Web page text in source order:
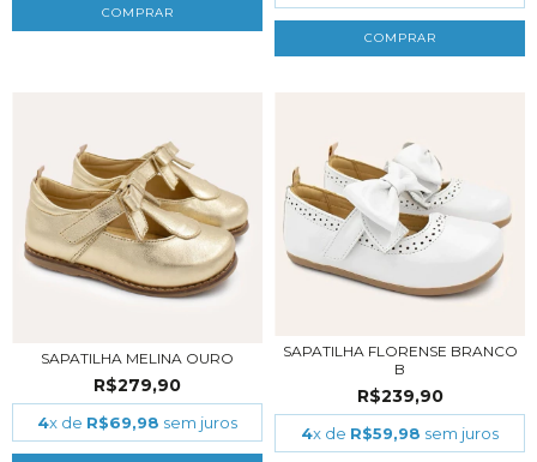
COMPRAR
COMPRAR
SAPATILHA MELINA OURO
R$279,90
4x de R$69,98 sem juros
SAPATILHA FLORENSE BRANCO
B
R$239,90
4x de R$59,98 sem juros